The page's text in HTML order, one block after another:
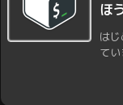
ほ
は
て